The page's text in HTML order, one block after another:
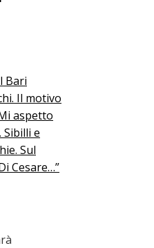
Bari
Il motivo
aspetto
Sibilli e
Sul
Cesare…”